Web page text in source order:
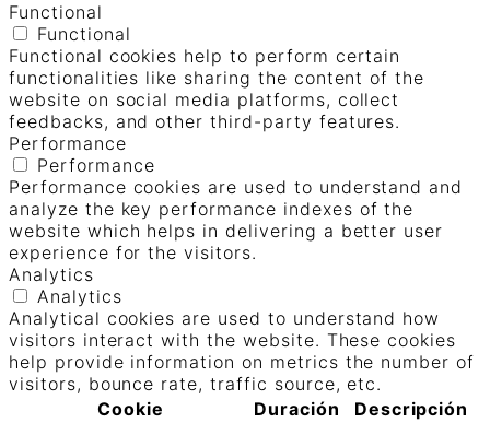
Functional
Functional
Functional cookies help to perform certain
functionalities like sharing the content of the
website on social media platforms, collect
feedbacks, and other third-party features.
Performance
Performance
Performance cookies are used to understand and
analyze the key performance indexes of the
website which helps in delivering a better user
experience for the visitors.
Analytics
Analytics
Analytical cookies are used to understand how
visitors interact with the website. These cookies
help provide information on metrics the number of
visitors, bounce rate, traffic source, etc.
Cookie
Duración Descripción